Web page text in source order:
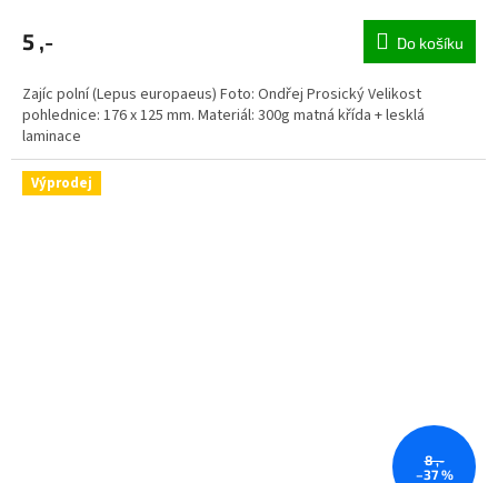
5 ,- Do košíku
Zajíc polní (Lepus europaeus) Foto: Ondřej Prosický Velikost
pohlednice: 176 x 125 mm. Materiál: 300g matná křída + lesklá
laminace
Výprodej
8 ,-
–37 %